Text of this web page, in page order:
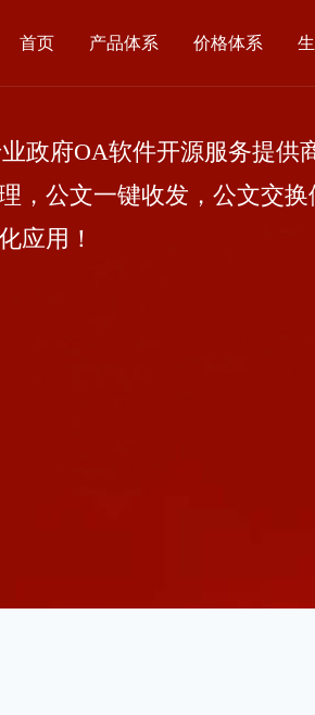
首页 产品体系 价格体系
府OA软件开源服务提供商
，公文一键收发，公文交
应用！